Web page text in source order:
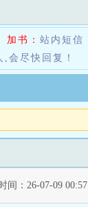
加书： 站内短信
,会尽快回复！
间：26-07-09 00:57